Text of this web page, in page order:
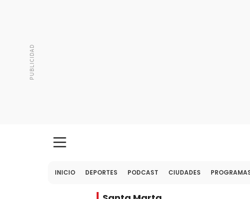
INICIO DEPORTES PODCAST CIUDADES